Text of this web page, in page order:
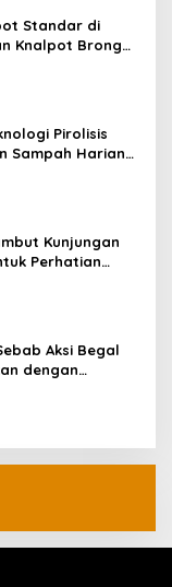
Standar di
Knalpot Brong
Pirolisis
Sampah Harian
Kunjungan
Perhatian
Aksi Begal
dengan